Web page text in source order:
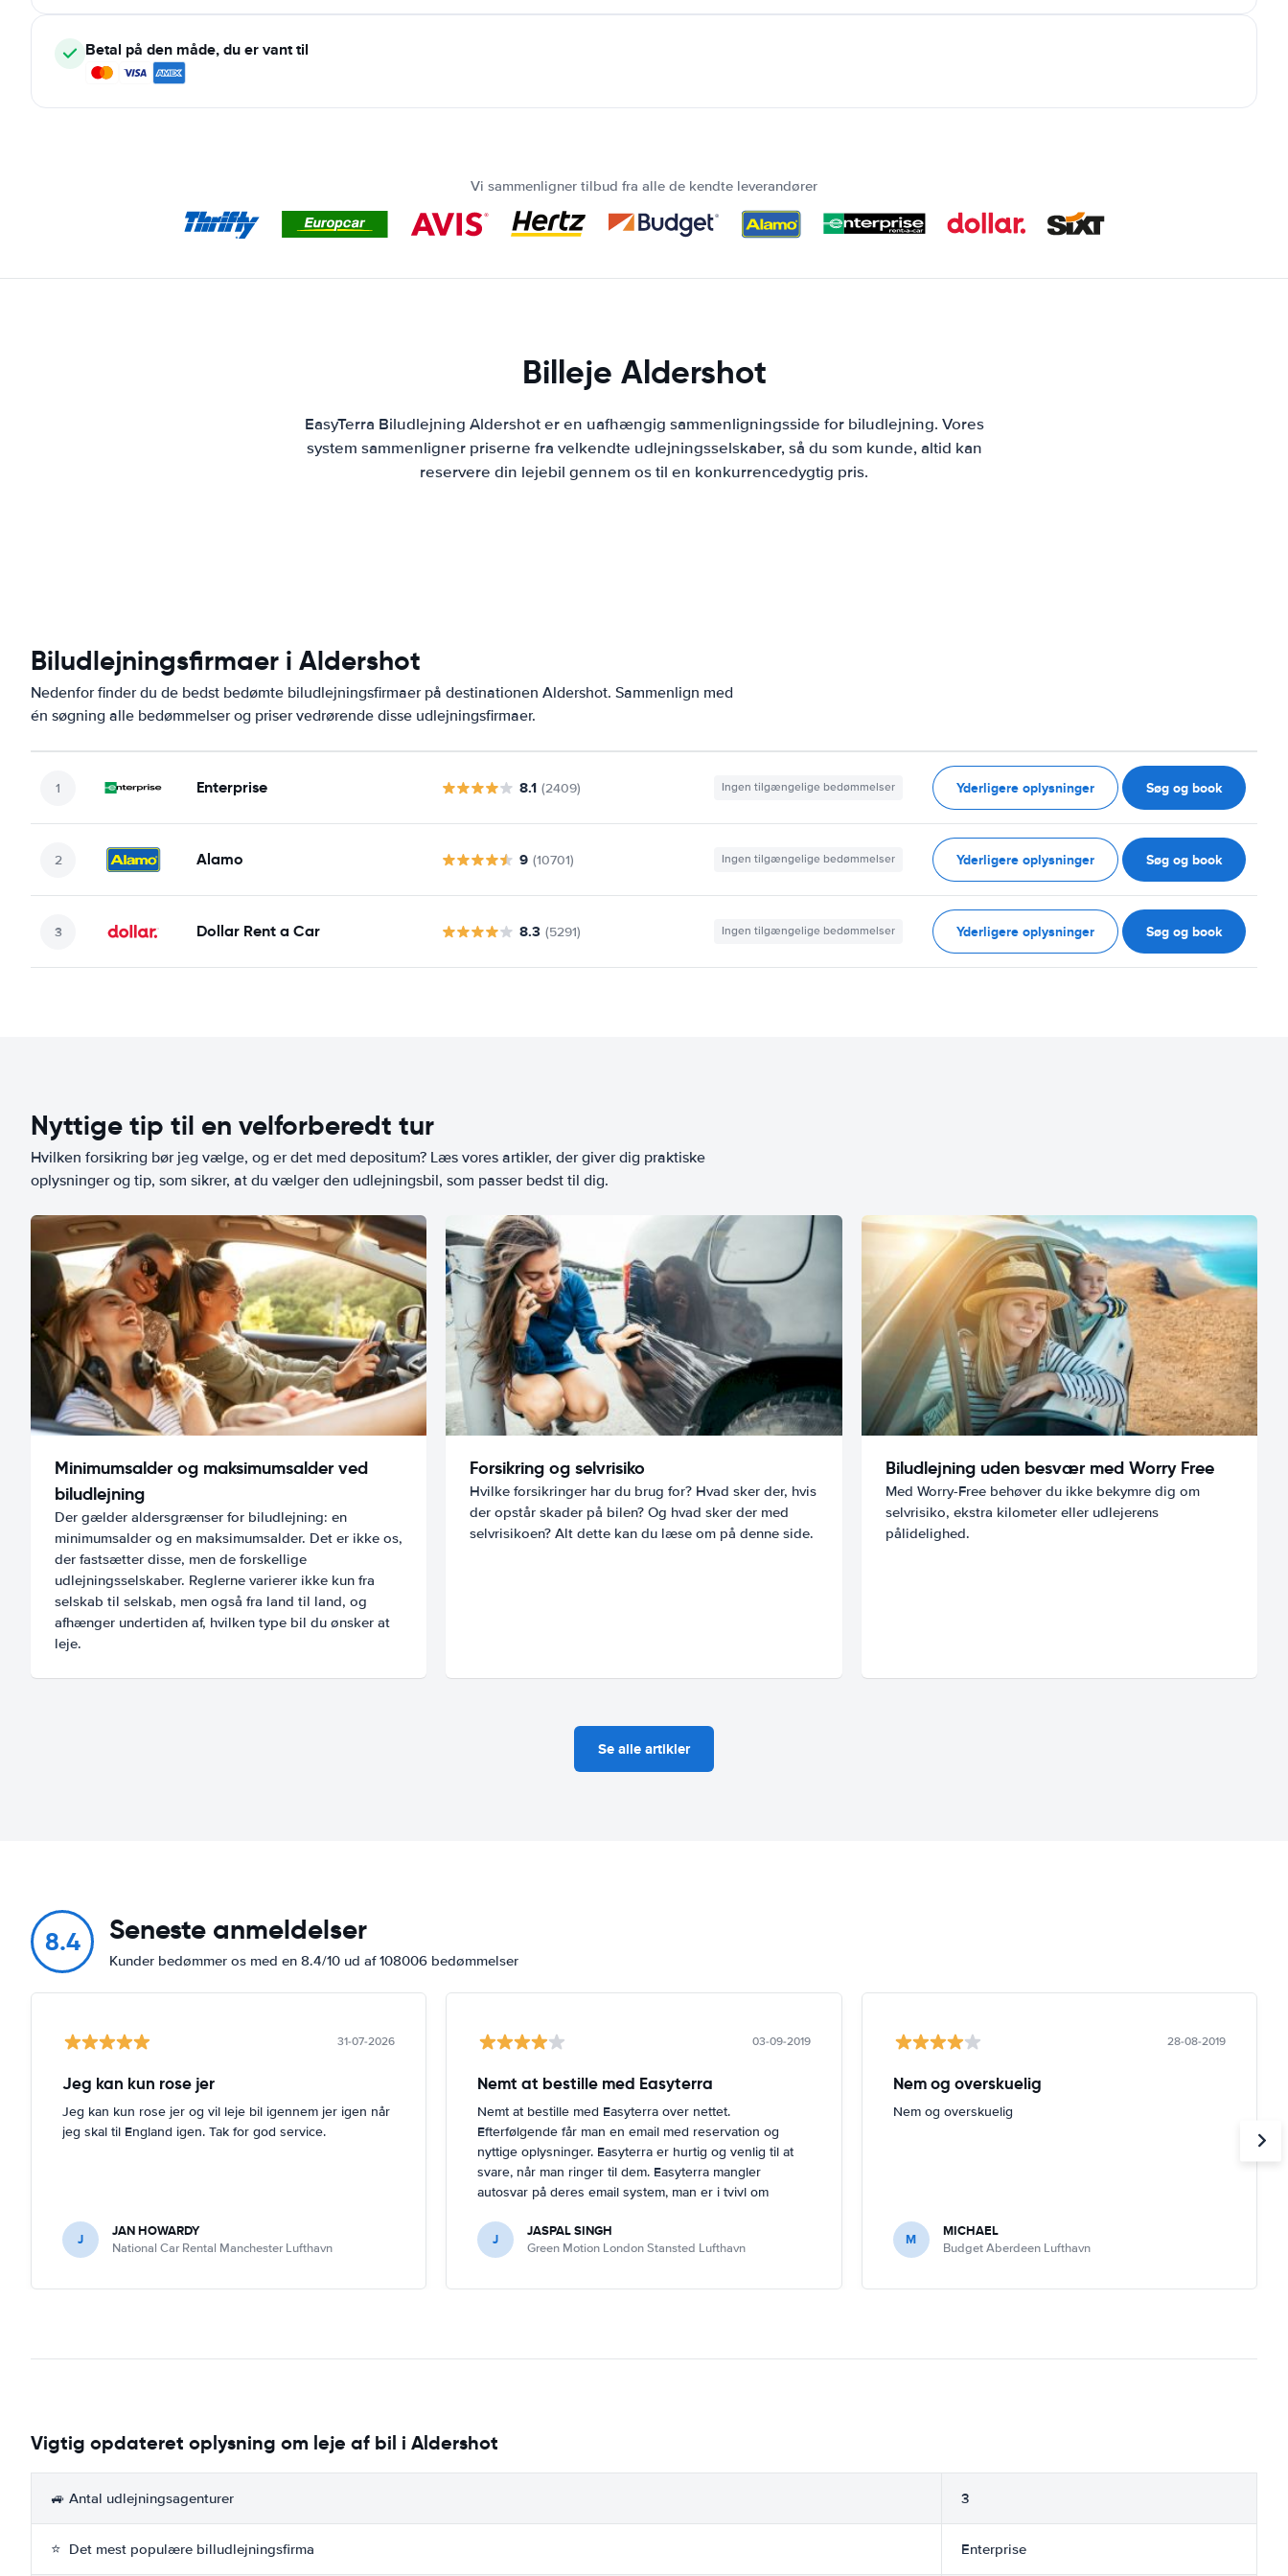
Betal på den måde, du er vant til
Vi sammenligner tilbud fra alle de kendte leverandører
Billeje Aldershot
EasyTerra Biludlejning Aldershot er en uafhængig sammenligningsside for biludlejning. Vores
system sammenligner priserne fra velkendte udlejningsselskaber, så du som kunde, altid kan
reservere din lejebil gennem os til en konkurrencedygtig pris.
Biludlejningsfirmaer i Aldershot
Nedenfor finder du de bedst bedømte biludlejningsfirmaer på destinationen Aldershot. Sammenlign med
én søgning alle bedømmelser og priser vedrørende disse udlejningsfirmaer.
Enterprise 8.1 (2409) Ingen tilgængelige bedømmelser Yderligere oplysninger Søg og book
Alamo 9 (10701) Ingen tilgængelige bedømmelser Yderligere oplysninger Søg og book
Dollar Rent a Car 8.3 (5291) Ingen tilgængelige bedømmelser Yderligere oplysninger Søg og book
Nyttige tip til en velforberedt tur
Hvilken forsikring bør jeg vælge, og er det med depositum? Læs vores artikler, der giver dig praktiske
oplysninger og tip, som sikrer, at du vælger den udlejningsbil, som passer bedst til dig.
Minimumsalder og maksimumsalder ved
biludlejning
Der gælder aldersgrænser for biludlejning: en
minimumsalder og en maksimumsalder. Det er ikke os,
der fastsætter disse, men de forskellige
udlejningsselskaber. Reglerne varierer ikke kun fra
selskab til selskab, men også fra land til land, og
afhænger undertiden af, hvilken type bil du ønsker at
leje.
Forsikring og selvrisiko
Hvilke forsikringer har du brug for? Hvad sker der, hvis
der opstår skader på bilen? Og hvad sker der med
selvrisikoen? Alt dette kan du læse om på denne side.
Biludlejning uden besvær med Worry Free
Med Worry-Free behøver du ikke bekymre dig om
selvrisiko, ekstra kilometer eller udlejerens
pålidelighed.
Se alle artikler
8.4 Seneste anmeldelser
Kunder bedømmer os med en 8.4/10 ud af 108006 bedømmelser
31-07-2026
Jeg kan kun rose jer
Jeg kan kun rose jer og vil leje bil igennem jer igen når
jeg skal til England igen. Tak for god service.
J JAN HOWARDY
National Car Rental Manchester Lufthavn
03-09-2019
Nemt at bestille med Easyterra
Nemt at bestille med Easyterra over nettet.
Efterfølgende får man en email med reservation og
nyttige oplysninger. Easyterra er hurtig og venlig til at
svare, når man ringer til dem. Easyterra mangler
autosvar på deres email system, man er i tvivl om
kontakte dem via email.
J JASPAL SINGH
Green Motion London Stansted Lufthavn
28-08-2019
Nem og overskuelig
Nem og overskuelig
M MICHAEL
Budget Aberdeen Lufthavn
Vigtig opdateret oplysning om leje af bil i Aldershot
🚙 Antal udlejningsagenturer 3
⭐ Det mest populære billudlejningsfirma Enterprise